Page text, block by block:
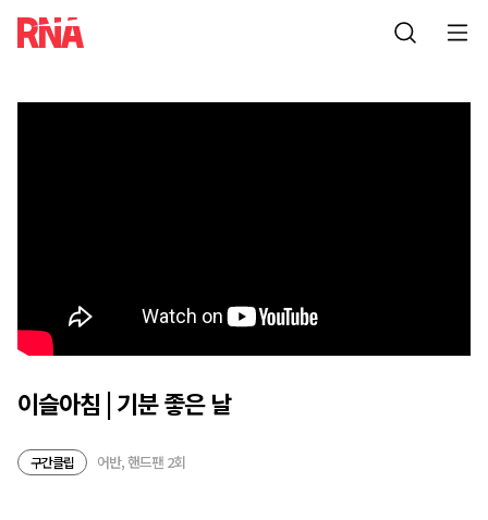
이슬아침 | 기분 좋은 날
구간클립 어반, 핸드팬 2회